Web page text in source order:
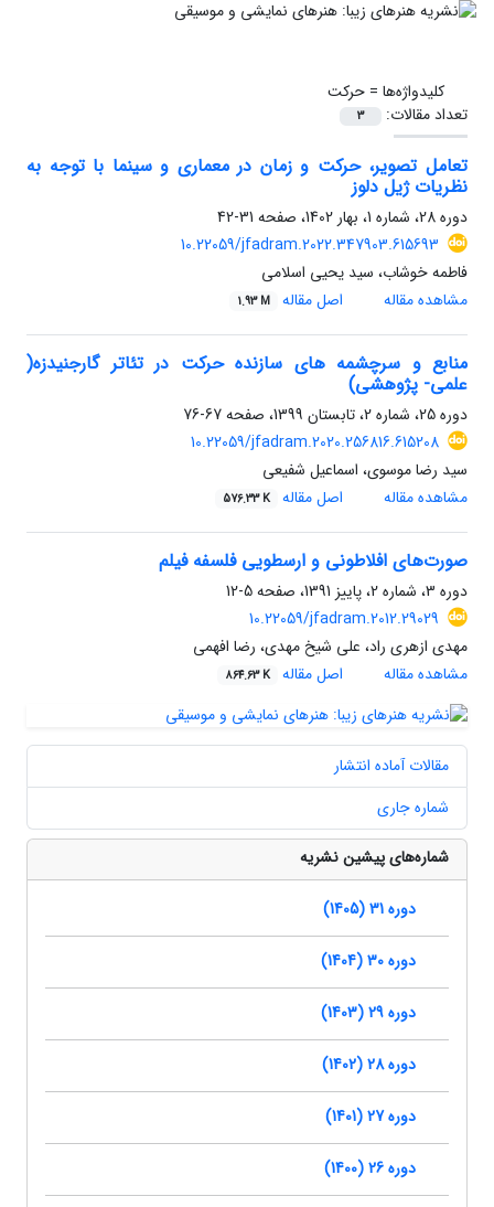
کلیدواژه‌ها =حرکت
تعداد مقالات:
3
تعامل تصویر، حرکت و زمان در معماری و سینما با توجه به
نظریات ژیل دلوز
دوره 28، شماره 1، بهار 1402، صفحه
31-42
10.22059/jfadram.2022.347903.615693
فاطمه خوشاب، سید یحیی اسلامی
مشاهده مقاله
اصل مقاله 1.93 M
منابع و سرچشمه های سازنده حرکت در تئاتر گارجنیدزه(
علمی- پژوهشی)
دوره 25، شماره 2، تابستان 1399، صفحه
67-76
10.22059/jfadram.2020.256816.615208
سید رضا موسوی، اسماعیل شفیعی
مشاهده مقاله
اصل مقاله 576.33 K
صورت‌های افلاطونی و ارسطویی فلسفه فیلم
دوره 3، شماره 2، پاییز 1391، صفحه
5-12
10.22059/jfadram.2012.29029
مهدی ازهری راد، علی شیخ مهدی، رضا افهمی
مشاهده مقاله
اصل مقاله 864.63 K
مقالات آماده انتشار
شماره جاری
شماره‌های پیشین نشریه
دوره 31 (1405)
دوره 30 (1404)
دوره 29 (1403)
دوره 28 (1402)
دوره 27 (1401)
دوره 26 (1400)